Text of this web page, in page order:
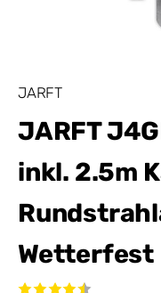
JARFT
JARFT
inkl. 2.5m
Wetterfest